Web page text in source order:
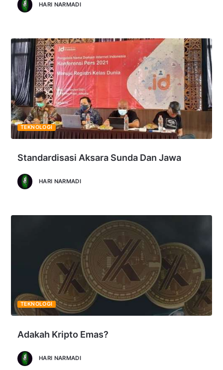
HARI NARMADI
Standardisasi Aksara Sunda Dan Jawa
HARI NARMADI
TEKNOLOGI
Adakah Kripto Emas?
HARI NARMADI
TEKNOLOGI